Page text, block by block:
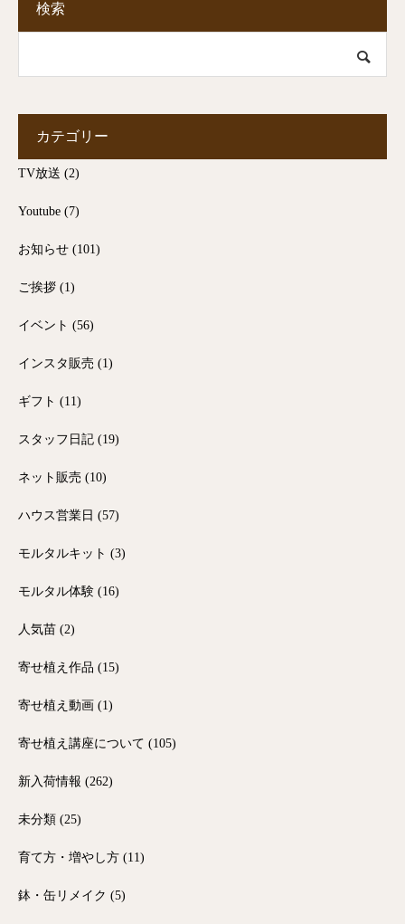
検索
カテゴリー
TV放送 (2)
Youtube (7)
お知らせ (101)
ご挨拶 (1)
イベント (56)
インスタ販売 (1)
ギフト (11)
スタッフ日記 (19)
ネット販売 (10)
ハウス営業日 (57)
モルタルキット (3)
モルタル体験 (16)
人気苗 (2)
寄せ植え作品 (15)
寄せ植え動画 (1)
寄せ植え講座について (105)
新入荷情報 (262)
未分類 (25)
育て方・増やし方 (11)
鉢・缶リメイク (5)